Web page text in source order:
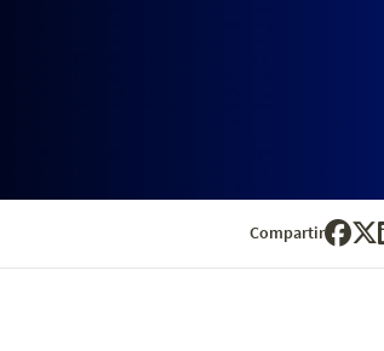
Compartir